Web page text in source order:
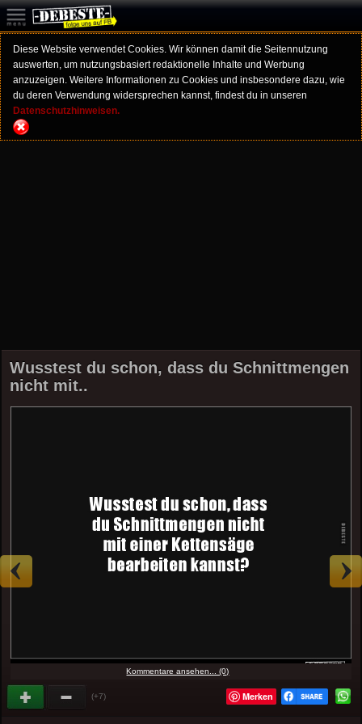
Diese Website verwendet Cookies. Wir können damit die Seitennutzung
auswerten, um nutzungsbasiert redaktionelle Inhalte und Werbung
anzuzeigen. Weitere Informationen zu Cookies und insbesondere dazu, wie
du deren Verwendung widersprechen kannst, findest du in unseren
Datenschutzhinweisen.
Wusstest du schon, dass du Schnittmengen
nicht mit..
Kommentare ansehen... (0)
(+7) Merken